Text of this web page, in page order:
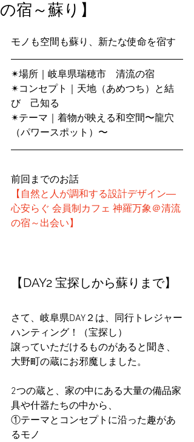
の宿～蘇り】
モノも空間も蘇り、新たな使命を宿す
✴場所｜岐阜県瑞穂市　清流の宿
✴︎コンセプト｜天地（あめつち）と結
び　己知る
✴︎テーマ｜着物が映える和空間〜龍穴
（パワースポット）〜
前回までのお話
【自然と人が調和する設計デザイン―
心安らぐ 会員制カフェ 神羅万象＠清流
の宿～出会い】
【DAY2 宝探しから蘇りまで】
さて、岐阜県DAY２は、同行トレジャー
ハンティング！（宝探し）
譲っていただけるものがあると聞き、
大野町の蔵にお邪魔しました。
2つの蔵と、家の中にある大量の備品家
具や什器たちの中から、
①テーマとコンセプトに沿った趣があ
るモノ